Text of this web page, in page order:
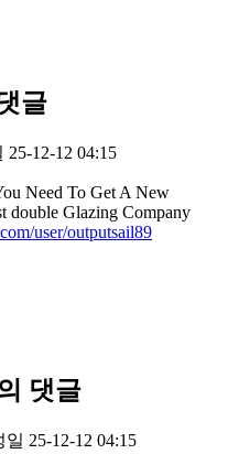
글
25-12-12 04:15
Need To Get A New
double Glazing Company
user/outputsail89
댓글
일 25-12-12 04:15